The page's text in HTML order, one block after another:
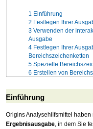
1 Einführung
2 Festlegen Ihrer
3 Verwenden der
Ausgabe
4 Festlegen Ihrer
Bereichszeichenketten
5 Spezielle
6 Erstellen von
Einführung
Origins Analysehilfsmittel
Ergebnisausgabe , in dem Sie